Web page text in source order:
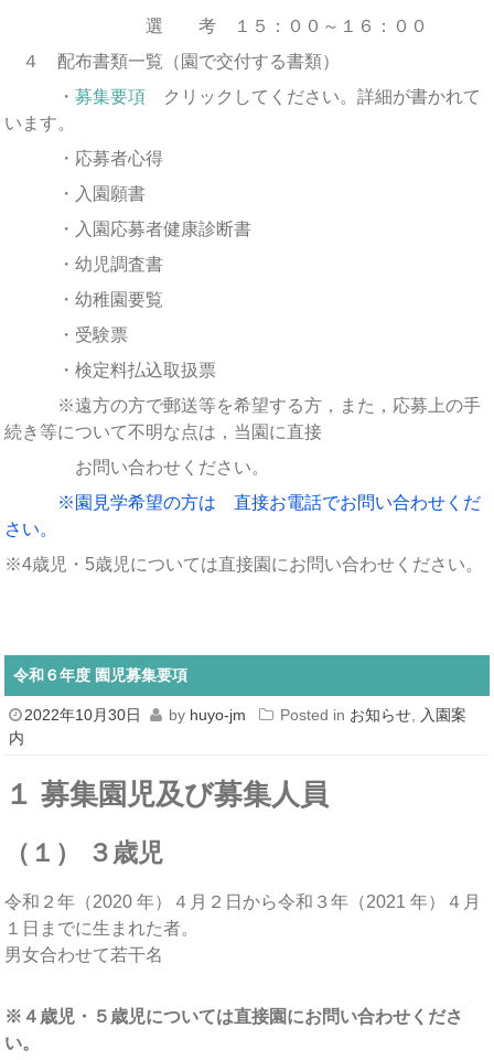
選 考 １５：００～１６：００
４ 配布書類一覧（園で交付する書類）
・ 募集要項 クリックしてください。詳細が書かれて
います。
・応募者心得
・入園願書
・入園応募者健康診断書
・幼児調査書
・幼稚園要覧
・受験票
・検定料払込取扱票
※遠方の方で郵送等を希望する方，また，応募上の手
続き等について不明な点は，当園に直接
お問い合わせください。
※園見学希望の方は 直接お電話でお問い合わせくだ
さい。
※4歳児・5歳児については直接園にお問い合わせください。
令和６年度 園児募集要項
2022年10月30日 by huyo-jm Posted in お知らせ
入園案
内
１ 募集園児及び募集人員
（１） ３歳児
令和２年（2020 年）４月２日から令和３年（2021 年）４月
１日までに生まれた者。
男女合わせて若干名
※４歳児・５歳児については直接園にお問い合わせくださ
い。